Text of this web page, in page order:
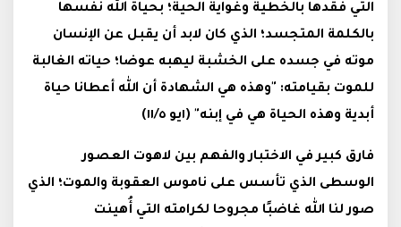
التي فقدها بالخطية وغواية الحية؛ بحياة الله نفسها
بالكلمة المتجسد؛ الذي كان لابد أن يقبل عن الإنسان
موته في جسده على الخشبة ليهبه عوضا؛ حياته الغالبة
للموت بقيامته: "وهذه هي الشهادة أن الله أعطانا حياة
أبدية وهذه الحياة هي في إبنه" (١يو ١١/٥)
فارق كبير في الاختبار والفهم بين لاهوت العصور
الوسطى الذي تأسس على ناموس العقوبة والموت؛ الذي
صور لنا الله غاضبًا مجروحا لكرامته التي أُهينت